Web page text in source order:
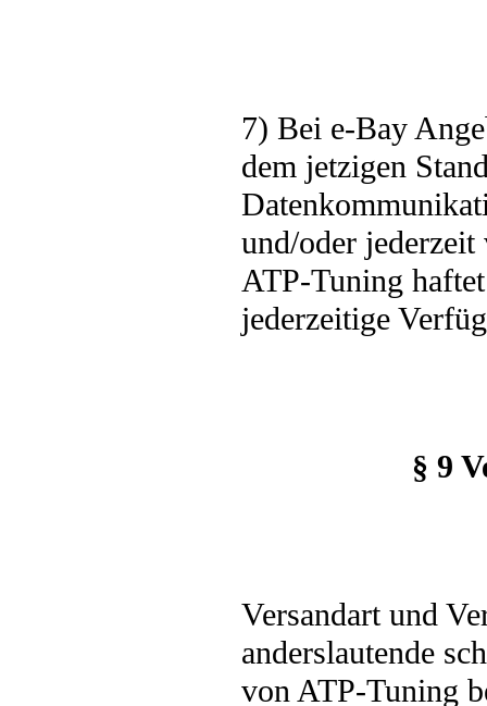
7) Bei e-Bay
dem jetzigen
und/oder
ATP-Tuning
jederzeitige
§ 9
Versandart und
anderslautende
von ATP-Tuning